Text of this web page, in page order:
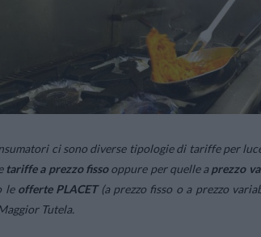
ci sono diverse tipologie di tariffe per
tariffe a prezzo fissooppure per quelle aprezzo
le offerte PLACET(a prezzo fisso o a prezzo
Tutela.